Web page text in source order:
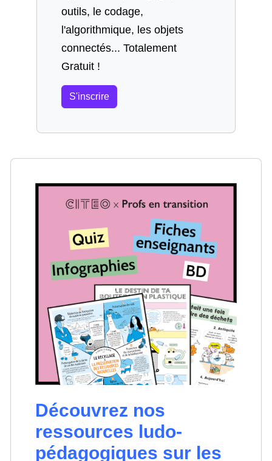
outils, le codage,
l'algorithmique, les objets
connectés... Totalement
Gratuit !
S'inscrire
Découvrez nos
ressources ludo-
pédagogiques sur les